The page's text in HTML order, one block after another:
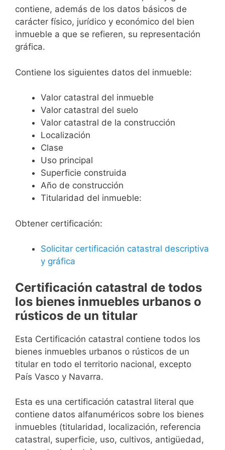
contiene, además de los datos básicos de
carácter físico, jurídico y económico del bien
inmueble a que se refieren, su representación
gráfica.
Contiene los siguientes datos del inmueble:
Valor catastral del inmueble
Valor catastral del suelo
Valor catastral de la construcción
Localización
Clase
Uso principal
Superficie construida
Año de construcción
Titularidad del inmueble:
Obtener certificación:
Solicitar certificación catastral descriptiva
y gráfica
Certificación catastral de todos
los bienes inmuebles urbanos o
rústicos de un titular
Esta Certificación catastral contiene todos los
bienes inmuebles urbanos o rústicos de un
titular en todo el territorio nacional, excepto
País Vasco y Navarra.
Esta es una certificación catastral literal que
contiene datos alfanuméricos sobre los bienes
inmuebles (titularidad, localización, referencia
catastral, superficie, uso, cultivos, antigüedad,